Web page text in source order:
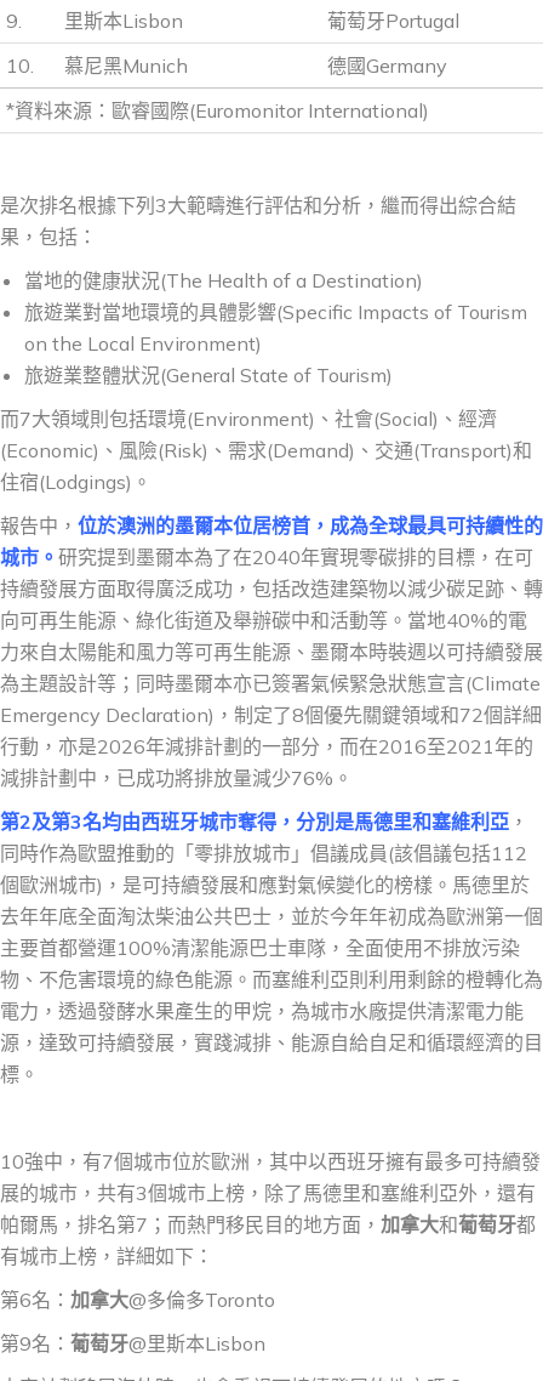
9.
里斯本Lisbon
葡萄牙Portugal
10.
慕尼黑Munich
德國Germany
*資料來源：歐睿國際(Euromonitor International)
是次排名根據下列3大範疇進行評估和分析，繼而得出綜合結
果，包括：
當地的健康狀況(The Health of a Destination)
旅遊業對當地環境的具體影響(Specific Impacts of Tourism
on the Local Environment)
旅遊業整體狀況(General State of Tourism)
而7大領域則包括環境(Environment)、社會(Social)、經濟
(Economic)、風險(Risk)、需求(Demand)、交通(Transport)和
住宿(Lodgings)。
報告中， 位於澳洲的墨爾本位居榜首，成為全球最具可持續性的
城市。 研究提到墨爾本為了在2040年實現零碳排的目標，在可
持續發展方面取得廣泛成功，包括改造建築物以減少碳足跡、轉
向可再生能源、綠化街道及舉辦碳中和活動等。當地40%的電
力來自太陽能和風力等可再生能源、墨爾本時裝週以可持續發展
為主題設計等；同時墨爾本亦已簽署氣候緊急狀態宣言(Climate
Emergency Declaration)，制定了8個優先關鍵領域和72個詳細
行動，亦是2026年減排計劃的一部分，而在2016至2021年的
減排計劃中，已成功將排放量減少76%。
第2及第3名均由西班牙城市奪得，分別是馬德里和塞維利亞 ，
同時作為歐盟推動的「零排放城市」倡議成員(該倡議包括112
個歐洲城市)，是可持續發展和應對氣候變化的榜樣。馬德里於
去年年底全面淘汰柴油公共巴士，並於今年年初成為歐洲第一個
主要首都營運100%清潔能源巴士車隊，全面使用不排放污染
物、不危害環境的綠色能源。而塞維利亞則利用剩餘的橙轉化為
電力，透過發酵水果產生的甲烷，為城市水廠提供清潔電力能
源，達致可持續發展，實踐減排、能源自給自足和循環經濟的目
標。
10強中，有7個城市位於歐洲，其中以西班牙擁有最多可持續發
展的城市，共有3個城市上榜，除了馬德里和塞維利亞外，還有
帕爾馬，排名第7；而熱門移民目的地方面， 加拿大和葡萄牙都
有城市上榜，詳細如下：
第6名： 加拿大@多倫多Toronto
第9名： 葡萄牙@里斯本Lisbon